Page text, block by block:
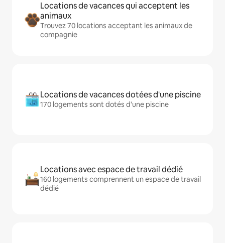
Locations de vacances qui acceptent les
animaux
Trouvez 70 locations acceptant les animaux de
compagnie
Locations de vacances dotées d'une piscine
170 logements sont dotés d'une piscine
Locations avec espace de travail dédié
160 logements comprennent un espace de travail
dédié